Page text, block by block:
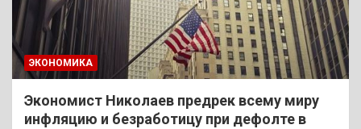
ЭКОНОМИКА
Экономист Николаев предрек всему миру
инфляцию и безработицу при дефолте в